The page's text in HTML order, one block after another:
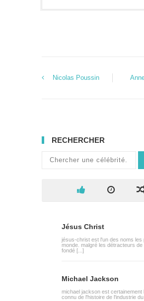
Nicolas Poussin
RECHERCHER
Jésus Christ
jésus-christ est l'un des noms les
monde. malgré les détracteurs de
fondé [...]
Michael Jackson
michael jackson est certainement
connu de l'histoire de l'industrie